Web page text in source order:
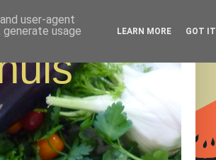
user-agent
usage
LEARN MORE GOT IT